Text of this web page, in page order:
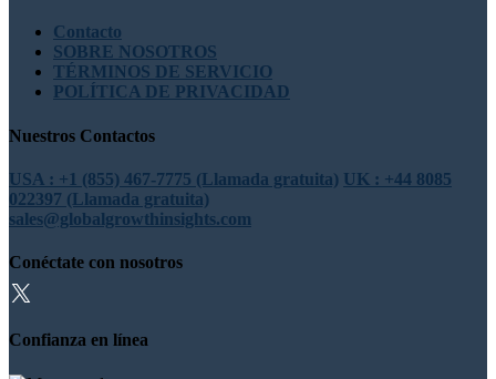
Contacto
SOBRE NOSOTROS
TÉRMINOS DE SERVICIO
POLÍTICA DE PRIVACIDAD
Nuestros Contactos
USA : +1 (855) 467-7775 (Llamada gratuita) UK : +44 8085
022397 (Llamada gratuita)
sales@globalgrowthinsights.com
Conéctate con nosotros
Confianza en línea